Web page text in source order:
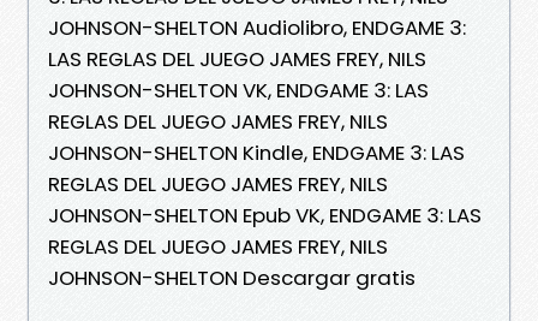
JOHNSON-SHELTON Audiolibro, ENDGAME 3:
LAS REGLAS DEL JUEGO JAMES FREY, NILS
JOHNSON-SHELTON VK, ENDGAME 3: LAS
REGLAS DEL JUEGO JAMES FREY, NILS
JOHNSON-SHELTON Kindle, ENDGAME 3: LAS
REGLAS DEL JUEGO JAMES FREY, NILS
JOHNSON-SHELTON Epub VK, ENDGAME 3: LAS
REGLAS DEL JUEGO JAMES FREY, NILS
JOHNSON-SHELTON Descargar gratis